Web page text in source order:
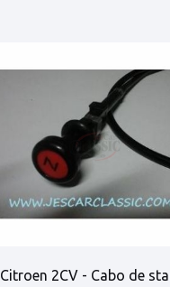
Citroen 2CV - Cabo de